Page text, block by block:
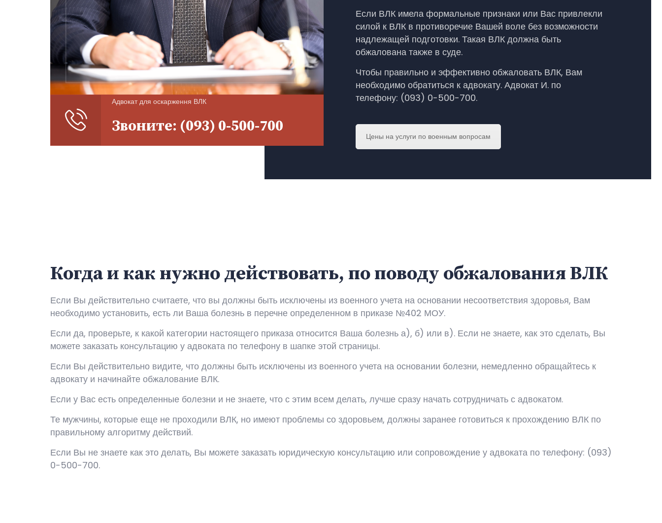
Адвокат для оскарження ВЛК
Звоните: (093) 0-500-700
Если ВЛК имела формальные признаки или Вас привлекли
силой к ВЛК в противоречие Вашей воле без возможности
надлежащей подготовки. Такая ВЛК должна быть
обжалована также в суде.
Чтобы правильно и эффективно обжаловать ВЛК, Вам
необходимо обратиться к адвокату. Адвокат И. по
телефону: (093) 0-500-700.
Цены на услуги по военным вопросам
Когда и как нужно действовать, по поводу обжалования ВЛК
Если Вы действительно считаете, что вы должны быть исключены из военного учета на основании несоответствия здоровья, Вам
необходимо установить, есть ли Ваша болезнь в перечне определенном в приказе №402 МОУ.
Если да, проверьте, к какой категории настоящего приказа относится Ваша болезнь а), б) или в). Если не знаете, как это сделать, Вы
можете заказать консультацию у адвоката по телефону в шапке этой страницы.
Если Вы действительно видите, что должны быть исключены из военного учета на основании болезни, немедленно обращайтесь к
адвокату и начинайте обжалование ВЛК.
Если у Вас есть определенные болезни и не знаете, что с этим всем делать, лучше сразу начать сотрудничать с адвокатом.
Те мужчины, которые еще не проходили ВЛК, но имеют проблемы со здоровьем, должны заранее готовиться к прохождению ВЛК по
правильному алгоритму действий.
Если Вы не знаете как это делать, Вы можете заказать юридическую консультацию или сопровождение у адвоката по телефону: (093)
0-500-700.